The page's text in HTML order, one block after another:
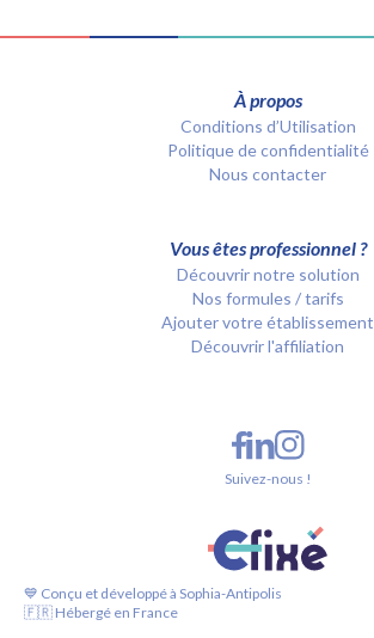
À propos
Conditions d’Utilisation
Politique de confidentialité
Nous contacter
Vous êtes professionnel ?
Découvrir notre solution
Nos formules / tarifs
Ajouter votre établissement
Découvrir l'affiliation
💙 Conçu et développé à Sophia-Antipolis
🇫🇷 Hébergé en France
Suivez-nous !